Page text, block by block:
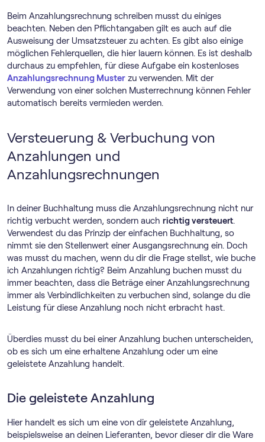
Beim Anzahlungsrechnung schreiben musst du einiges
beachten. Neben den Pflichtangaben gilt es auch auf die
Ausweisung der Umsatzsteuer zu achten. Es gibt also einige
möglichen Fehlerquellen, die hier lauern können. Es ist deshalb
durchaus zu empfehlen, für diese Aufgabe ein kostenloses
Anzahlungsrechnung Muster zu verwenden. Mit der
Verwendung von einer solchen Musterrechnung können Fehler
automatisch bereits vermieden werden.
Versteuerung & Verbuchung von
Anzahlungen und
Anzahlungsrechnungen
In deiner Buchhaltung muss die Anzahlungsrechnung nicht nur
richtig verbucht werden, sondern auch richtig versteuert.
Verwendest du das Prinzip der einfachen Buchhaltung, so
nimmt sie den Stellenwert einer Ausgangsrechnung ein. Doch
was musst du machen, wenn du dir die Frage stellst, wie buche
ich Anzahlungen richtig? Beim Anzahlung buchen musst du
immer beachten, dass die Beträge einer Anzahlungsrechnung
immer als Verbindlichkeiten zu verbuchen sind, solange du die
Leistung für diese Anzahlung noch nicht erbracht hast.
Überdies musst du bei einer Anzahlung buchen unterscheiden,
ob es sich um eine erhaltene Anzahlung oder um eine
geleistete Anzahlung handelt.
Die geleistete Anzahlung
Hier handelt es sich um eine von dir geleistete Anzahlung,
beispielsweise an deinen Lieferanten, bevor dieser dir die Ware